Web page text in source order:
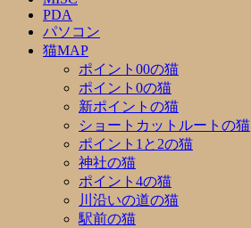
PDA
パソコン
猫MAP
ポイント00の猫
ポイント0の猫
新ポイントの猫
ショートカットルートの猫
ポイント1と2の猫
神社の猫
ポイント4の猫
川沿いの道の猫
駅前の猫